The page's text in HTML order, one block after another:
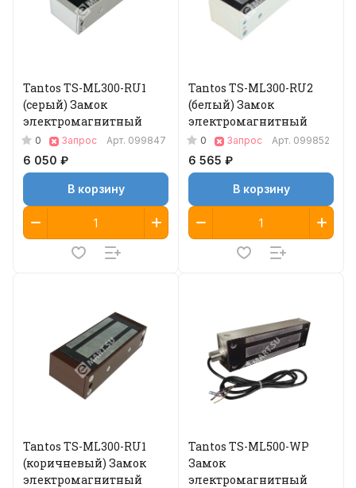
Tantos TS-ML300-RU1
(серый) Замок
электромагнитный
0 Запрос Арт. 099847
6 050 ₽
В корзину
Tantos TS-ML300-RU2
(белый) Замок
электромагнитный
0 Запрос Арт. 099852
6 565 ₽
В корзину
Tantos TS-ML300-RU1
(коричневый) Замок
электромагнитный
Tantos TS-ML500-WP
Замок
электромагнитный